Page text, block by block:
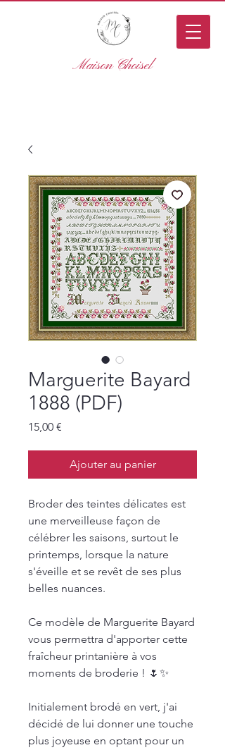
Maison Choisel
Marguerite Bayard
1888 (PDF)
15,00 €
Ajouter au panier
Broder des teintes délicates est
une merveilleuse façon de
célébrer les saisons, surtout le
printemps, lorsque la nature
s'éveille et se revêt de ses plus
belles nuances.
Ce modèle de Marguerite Bayard
vous permettra d'apporter cette
fraîcheur printanière à vos
moments de broderie ! 🌷✨
Initialement brodé en vert, j'ai
décidé de lui donner une touche
plus joyeuse en optant pour un